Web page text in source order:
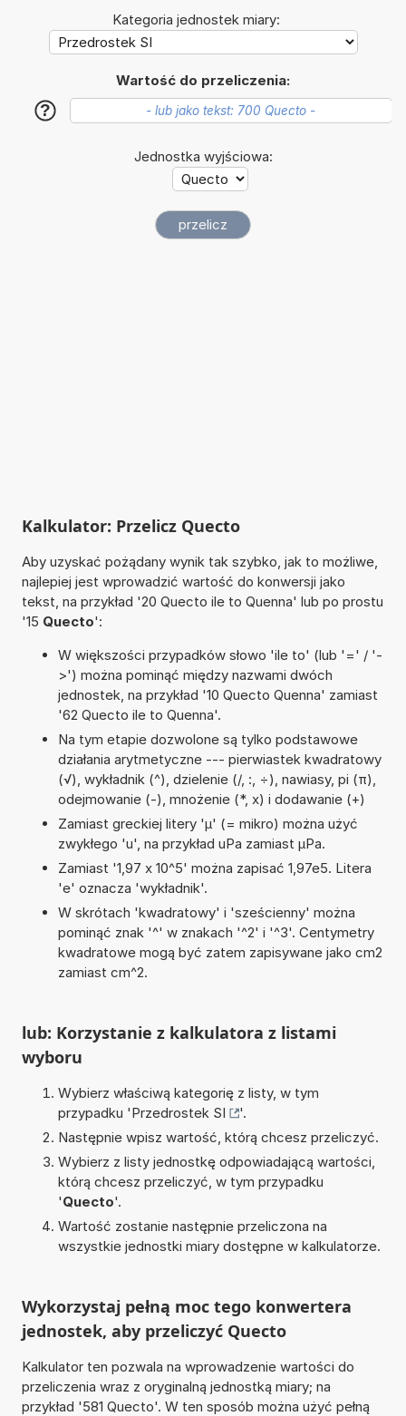
Kategoria jednostek miary:
Wartość do przeliczenia:
?
Jednostka wyjściowa:
Kalkulator: Przelicz Quecto
Aby uzyskać pożądany wynik tak szybko, jak to możliwe,
najlepiej jest wprowadzić wartość do konwersji jako
tekst, na przykład '20 Quecto ile to Quenna' lub po prostu
'15 Quecto':
W większości przypadków słowo 'ile to' (lub '=' / '-
>') można pominąć między nazwami dwóch
jednostek, na przykład '10 Quecto Quenna' zamiast
'62 Quecto ile to Quenna'.
Na tym etapie dozwolone są tylko podstawowe
działania arytmetyczne --- pierwiastek kwadratowy
(√), wykładnik (^), dzielenie (/, :, ÷), nawiasy, pi (π),
odejmowanie (-), mnożenie (*, x) i dodawanie (+)
Zamiast greckiej litery 'µ' (= mikro) można użyć
zwykłego 'u', na przykład uPa zamiast µPa.
Zamiast '1,97 x 10^5' można zapisać 1,97e5. Litera
'e' oznacza 'wykładnik'.
W skrótach 'kwadratowy' i 'sześcienny' można
pominąć znak '^' w znakach '^2' i '^3'. Centymetry
kwadratowe mogą być zatem zapisywane jako cm2
zamiast cm^2.
lub: Korzystanie z kalkulatora z listami
wyboru
Wybierz właściwą kategorię z listy, w tym
przypadku 'Przedrostek SI
'.
Następnie wpisz wartość, którą chcesz przeliczyć.
Wybierz z listy jednostkę odpowiadającą wartości,
którą chcesz przeliczyć, w tym przypadku
'Quecto'.
Wartość zostanie następnie przeliczona na
wszystkie jednostki miary dostępne w kalkulatorze.
Wykorzystaj pełną moc tego konwertera
jednostek, aby przeliczyć Quecto
Kalkulator ten pozwala na wprowadzenie wartości do
przeliczenia wraz z oryginalną jednostką miary; na
przykład '581 Quecto'. W ten sposób można użyć pełną